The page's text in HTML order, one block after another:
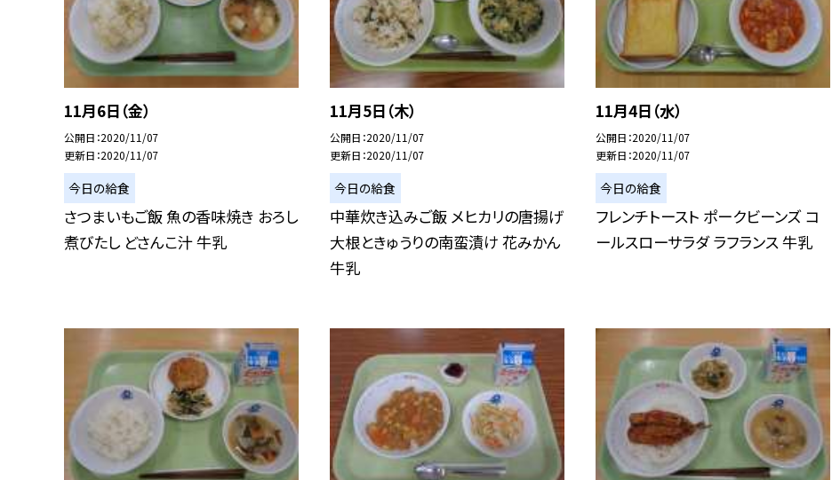
11月6日（金）
公開日 2020/11/07
更新日 2020/11/07
今日の給食
さつまいもご飯 魚の香味焼き おろし
煮びたし どさんこ汁 牛乳
11月5日（木）
公開日 2020/11/07
更新日 2020/11/07
今日の給食
中華炊き込みご飯 メヒカリの唐揚げ
大根ときゅうりの南蛮漬け 花みかん
牛乳
11月4日（水）
公開日 2020/11/07
更新日 2020/11/07
今日の給食
フレンチトースト ポークビーンズ コ
ールスローサラダ ラフランス 牛乳